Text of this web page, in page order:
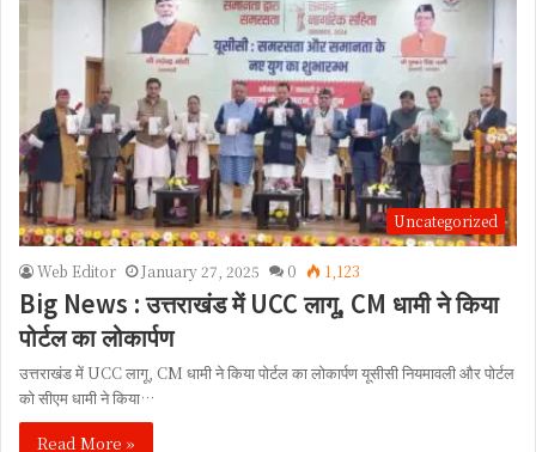
Uncategorized
Web Editor January 27, 2025 0 1,123
Big News : उत्तराखंड में UCC लागू, CM धामी ने किया
पोर्टल का लोकार्पण
उत्तराखंड में UCC लागू, CM धामी ने किया पोर्टल का लोकार्पण यूसीसी नियमावली और पोर्टल
को सीएम धामी ने किया…
Read More »